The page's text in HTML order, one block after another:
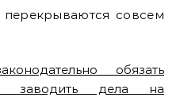
перекрываются совсем
обязать
заводить дела на